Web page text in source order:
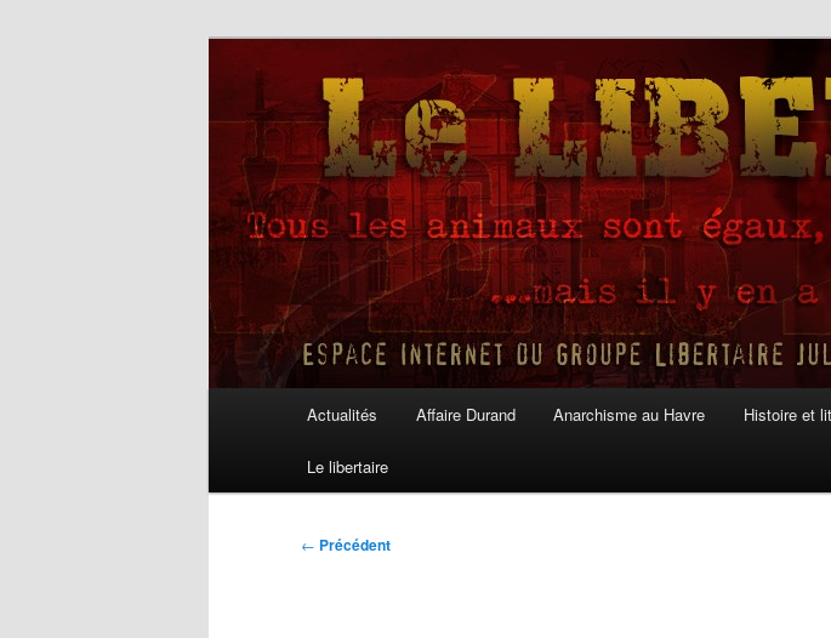
Le Libertaire
Actualités Affaire Durand Anarchisme au Havre Histoire et
Le libertaire
Navigation
← Précédent